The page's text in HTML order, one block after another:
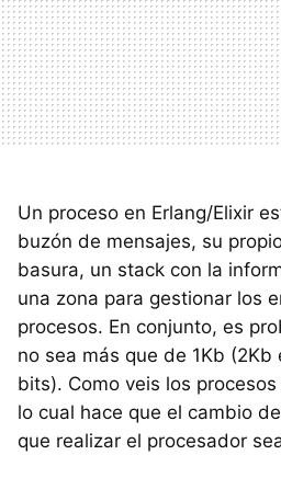
Un proceso en Erlang/Elixir
buzón de mensajes, su
basura, un stack con la
una zona para gestionar los
procesos. En conjunto, es
no sea más que de 1Kb
bits). Como veis los
lo cual hace que el cambio
que realizar el procesador